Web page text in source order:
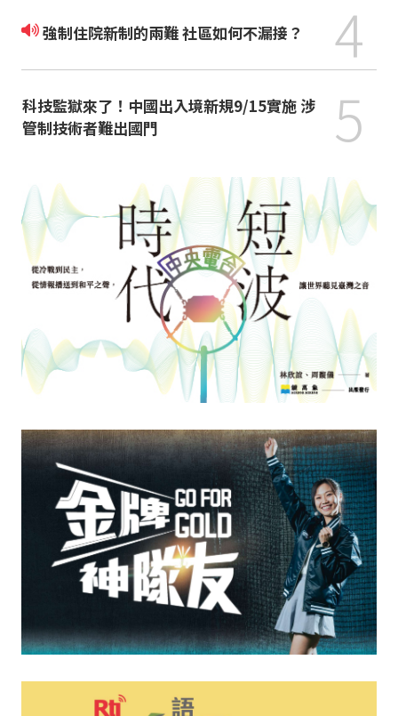
強制住院新制的兩難 社區如何不漏接？ 4
科技監獄來了！中國出入境新規9/15實施 涉
管制技術者難出國門
5